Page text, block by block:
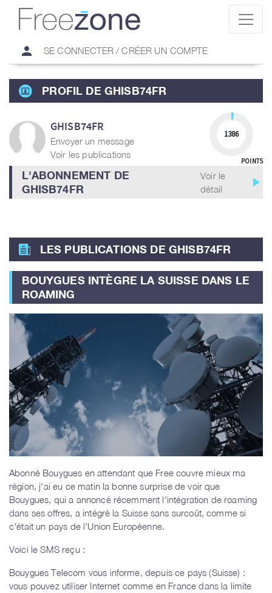
person SE CONNECTER / CRÉER UN COMPTE
PROFIL DE GHISB74FR
GHISB74FR
Envoyer un message
Voir les publications
1386
POINTS
L'ABONNEMENT DE
GHISB74FR
Voir le
détail
play_arrow
LES PUBLICATIONS DE GHISB74FR
BOUYGUES INTÈGRE LA SUISSE DANS LE
ROAMING
Abonné Bouygues en attendant que Free couvre mieux ma
région, j'ai eu ce matin la bonne surprise de voir que
Bouygues, qui a annoncé récemment l'intégration de roaming
dans ses offres, a intégré la Suisse sans surcoût, comme si
c'était un pays de l'Union Européenne.
Voici le SMS reçu :
Bouygues Telecom vous informe, depuis ce pays (Suisse) :
vous pouvez utiliser Internet comme en France dans la limite